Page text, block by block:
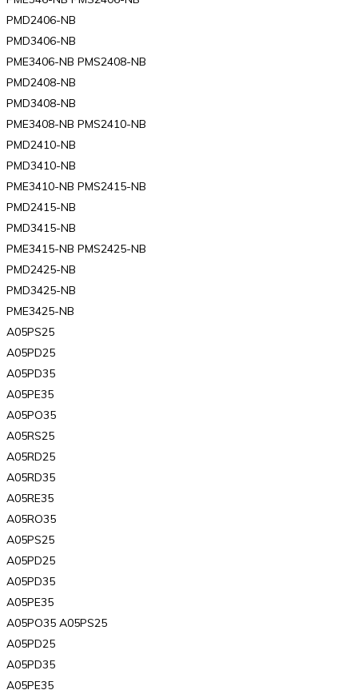
PMD2406-NB
PMD3406-NB
PME3406-NB PMS2408-NB
PMD2408-NB
PMD3408-NB
PME3408-NB PMS2410-NB
PMD2410-NB
PMD3410-NB
PME3410-NB PMS2415-NB
PMD2415-NB
PMD3415-NB
PME3415-NB PMS2425-NB
PMD2425-NB
PMD3425-NB
PME3425-NB
A05PS25
A05PD25
A05PD35
A05PE35
A05PO35
A05RS25
A05RD25
A05RD35
A05RE35
A05RO35
A05PS25
A05PD25
A05PD35
A05PE35
A05PO35 A05PS25
A05PD25
A05PD35
A05PE35